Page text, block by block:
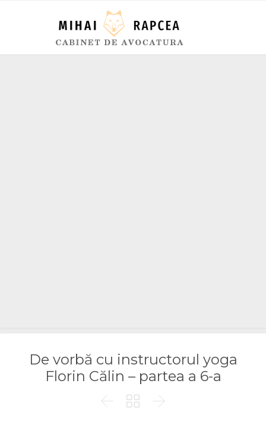
De vorbă cu instructorul yoga
Florin Călin – partea a 6-a
  